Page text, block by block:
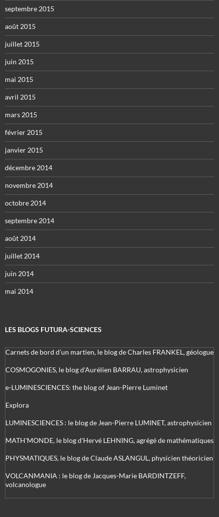
septembre 2015
août 2015
juillet 2015
juin 2015
mai 2015
avril 2015
mars 2015
février 2015
janvier 2015
décembre 2014
novembre 2014
octobre 2014
septembre 2014
août 2014
juillet 2014
juin 2014
mai 2014
LES BLOGS FUTURA-SCIENCES
Carnets de bord d’un martien, le blog de Charles FRANKEL, géologue
COSMOGONIES, le blog d'Aurélien BARRAU, astrophysicien
e-LUMINESCIENCES: the blog of Jean-Pierre Luminet
Explora
LUMINESCIENCES : le blog de Jean-Pierre LUMINET, astrophysicien
MATH'MONDE, le blog d'Hervé LEHNING, agrégé de mathématiques
PHYSMATIQUES, le blog de Claude ASLANGUL, physicien théoricien
VOLCANMANIA : le blog de Jacques-Marie BARDINTZEFF,
volcanologue